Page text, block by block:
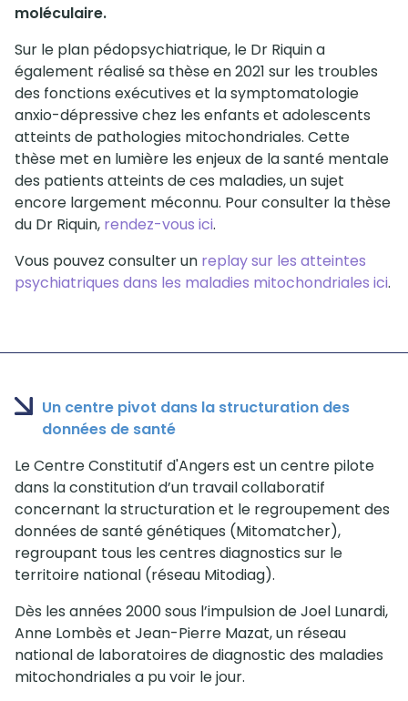
moléculaire.
Sur le plan pédopsychiatrique, le Dr Riquin a
également réalisé sa thèse en 2021 sur les troubles
des fonctions exécutives et la symptomatologie
anxio-dépressive chez les enfants et adolescents
atteints de pathologies mitochondriales. Cette
thèse met en lumière les enjeux de la santé mentale
des patients atteints de ces maladies, un sujet
encore largement méconnu. Pour consulter la thèse
du Dr Riquin, rendez-vous ici.
Vous pouvez consulter un replay sur les atteintes
psychiatriques dans les maladies mitochondriales ici.
Un centre pivot dans la structuration des
données de santé
Le Centre Constitutif d'Angers est un centre pilote
dans la constitution d’un travail collaboratif
concernant la structuration et le regroupement des
données de santé génétiques (Mitomatcher),
regroupant tous les centres diagnostics sur le
territoire national (réseau Mitodiag).
Dès les années 2000 sous l’impulsion de Joel Lunardi,
Anne Lombès et Jean-Pierre Mazat, un réseau
national de laboratoires de diagnostic des maladies
mitochondriales a pu voir le jour.